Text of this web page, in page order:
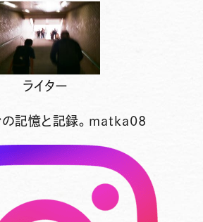
ライター
の記憶と記録。matka08